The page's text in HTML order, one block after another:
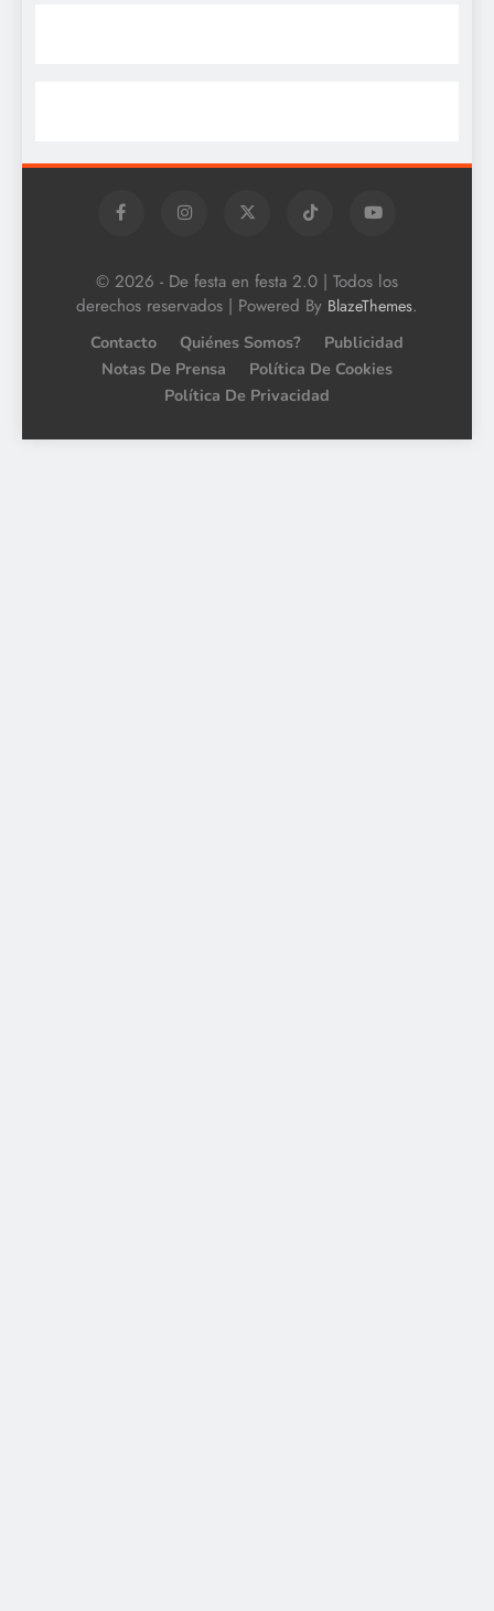
© 2026 - De festa en festa 2.0 | Todos los
derechos reservados | Powered By BlazeThemes.
Contacto Quiénes Somos?
Publicidad
Notas De Prensa
Política De Cookies
Política De Privacidad